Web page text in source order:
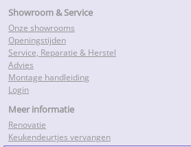
Showroom & Service
Onze showrooms
Openingstijden
Service, Reparatie & Herstel
Advies
Montage handleiding
Login
Meer informatie
Renovatie
Keukendeurtjes vervangen